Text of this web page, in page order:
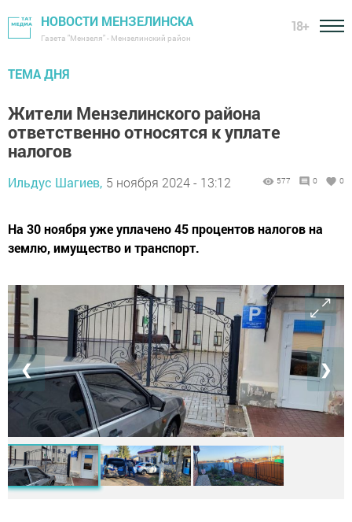
НОВОСТИ МЕНЗЕЛИНСКА
Газета "Мензеля" - Мензелинский район
18+
ТЕМА ДНЯ
Жители Мензелинского района
ответственно относятся к уплате
налогов
Ильдус Шагиев, 5 ноября 2024 - 13:12 577 0 0
На 30 ноября уже уплачено 45 процентов налогов на
землю, имущество и транспорт.
❮ ❯